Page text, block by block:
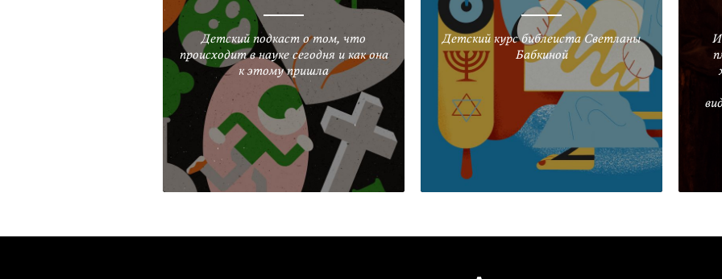
Детский подкаст о том, что
происходит в науке сегодня и как она
к этому пришла
Детский курс библеиста Светланы
Бабкиной